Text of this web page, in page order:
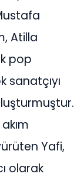
Atilla
pop
sanatçıyı
Yafi,
olarak